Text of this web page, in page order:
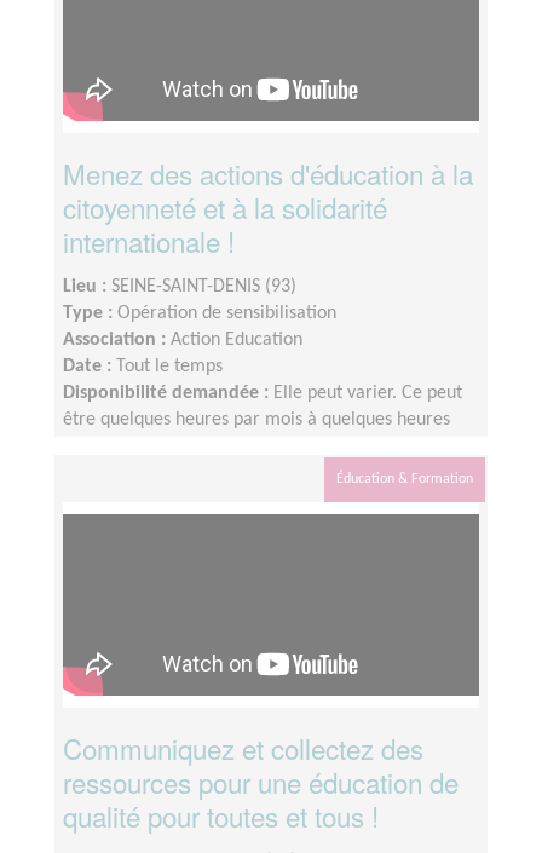
Menez des actions d'éducation à la
citoyenneté et à la solidarité
internationale !
Lieu : SEINE-SAINT-DENIS (93)
Type : Opération de sensibilisation
Association : Action Education
Date :
Tout le temps
Disponibilité demandée : Elle peut varier. Ce peut
être quelques heures par mois à quelques heures
Éducation & Formation
Communiquez et collectez des
ressources pour une éducation de
qualité pour toutes et tous !